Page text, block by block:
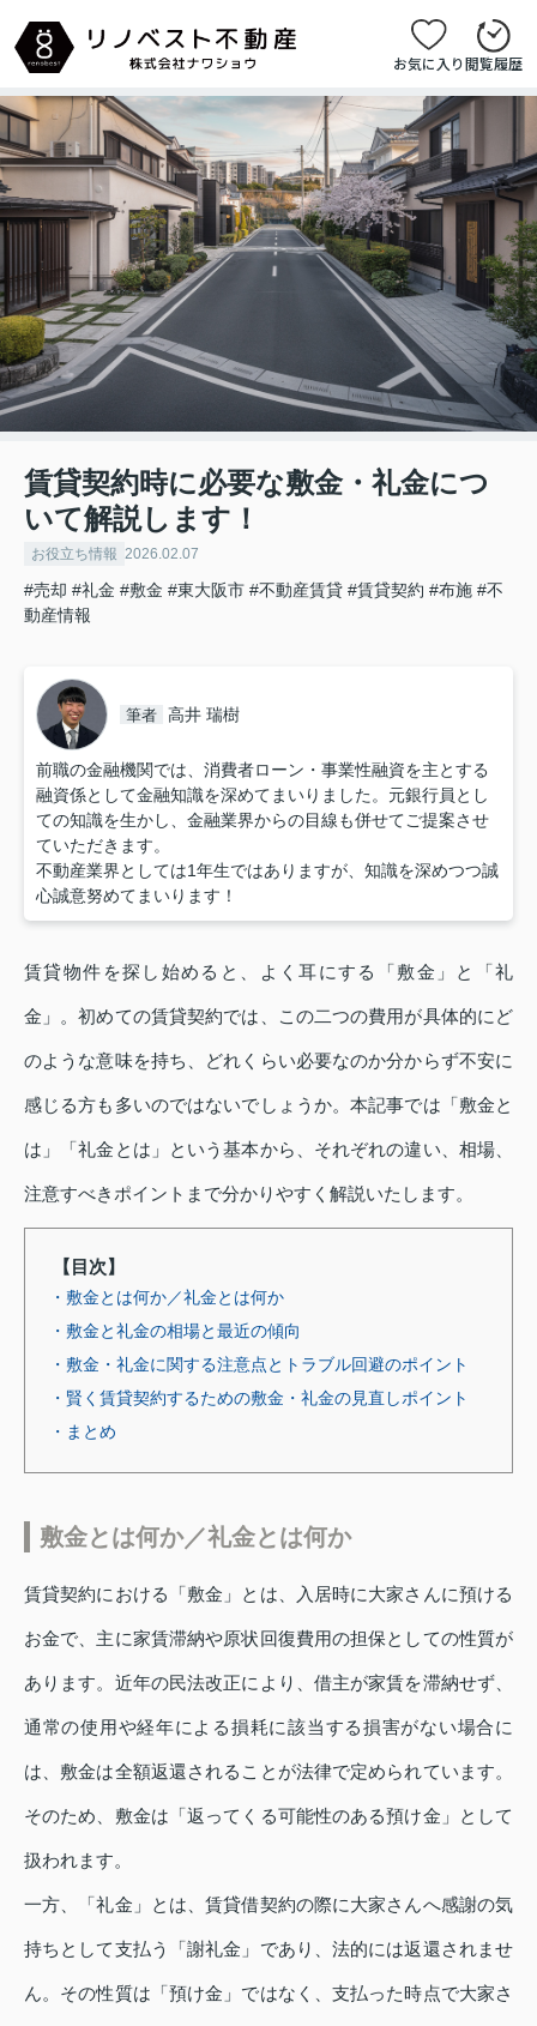
お気に入り閲覧履歴
賃貸契約時に必要な敷金・礼金につ
いて解説します！
お役立ち情報 2026.02.07
#売却 #礼金 #敷金 #東大阪市 #不動産賃貸 #賃貸契約 #布施 #不
動産情報
筆者 高井 瑞樹
前職の金融機関では、消費者ローン・事業性融資を主とする
融資係として金融知識を深めてまいりました。元銀行員とし
ての知識を生かし、金融業界からの目線も併せてご提案させ
ていただきます。
不動産業界としては1年生ではありますが、知識を深めつつ誠
心誠意努めてまいります！
賃貸物件を探し始めると、よく耳にする「敷金」と「礼
金」。初めての賃貸契約では、この二つの費用が具体的にど
のような意味を持ち、どれくらい必要なのか分からず不安に
感じる方も多いのではないでしょうか。本記事では「敷金と
は」「礼金とは」という基本から、それぞれの違い、相場、
注意すべきポイントまで分かりやすく解説いたします。
【目次】
・敷金とは何か／礼金とは何か
・敷金と礼金の相場と最近の傾向
・敷金・礼金に関する注意点とトラブル回避のポイント
・賢く賃貸契約するための敷金・礼金の見直しポイント
・まとめ
敷金とは何か／礼金とは何か
賃貸契約における「敷金」とは、入居時に大家さんに預ける
お金で、主に家賃滞納や原状回復費用の担保としての性質が
あります。近年の民法改正により、借主が家賃を滞納せず、
通常の使用や経年による損耗に該当する損害がない場合に
は、敷金は全額返還されることが法律で定められています。
そのため、敷金は「返ってくる可能性のある預け金」として
扱われます。
一方、「礼金」とは、賃貸借契約の際に大家さんへ感謝の気
持ちとして支払う「謝礼金」であり、法的には返還されませ
ん。その性質は「預け金」ではなく、支払った時点で大家さ